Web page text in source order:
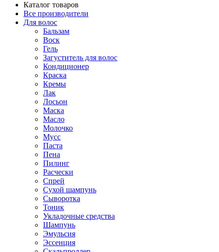
Каталог товаров
Все производители
Для волос
Бальзам
Воск
Гель
Загуститель для волос
Кондиционер
Краска
Кремы
Лак
Лосьон
Маска
Масло
Молочко
Мусс
Паста
Пена
Пилинг
Расчески
Спрей
Сухой шампунь
Сыворотка
Тоник
Укладочные средства
Шампунь
Эмульсия
Эссенция